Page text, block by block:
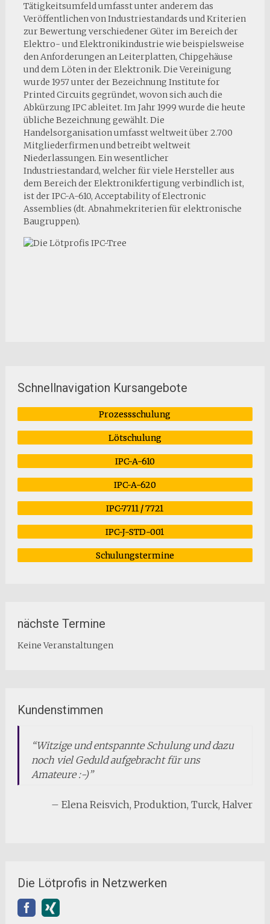
Tätigkeitsumfeld umfasst unter anderem das
Veröffentlichen von Industriestandards und Kriterien
zur Bewertung verschiedener Güter im Bereich der
Elektro- und Elektronikindustrie wie beispielsweise
den Anforderungen an Leiterplatten, Chipgehäuse
und dem Löten in der Elektronik. Die Vereinigung
wurde 1957 unter der Bezeichnung Institute for
Printed Circuits gegründet, wovon sich auch die
Abkürzung IPC ableitet. Im Jahr 1999 wurde die heute
übliche Bezeichnung gewählt. Die
Handelsorganisation umfasst weltweit über 2.700
Mitgliederfirmen und betreibt weltweit
Niederlassungen. Ein wesentlicher
Industriestandard, welcher für viele Hersteller aus
dem Bereich der Elektronikfertigung verbindlich ist,
ist der IPC-A-610, Acceptability of Electronic
Assemblies (dt. Abnahmekriterien für elektronische
Baugruppen).
Schnellnavigation Kursangebote
Prozessschulung
Lötschulung
IPC-A-610
IPC-A-620
IPC-7711 / 7721
IPC-J-STD-001
Schulungstermine
nächste Termine
Keine Veranstaltungen
Kundenstimmen
Witzige und entspannte Schulung und dazu
noch viel Geduld aufgebracht für uns
Amateure :-)
Elena Reisvich Produktion Turck Halver
Die Lötprofis in Netzwerken